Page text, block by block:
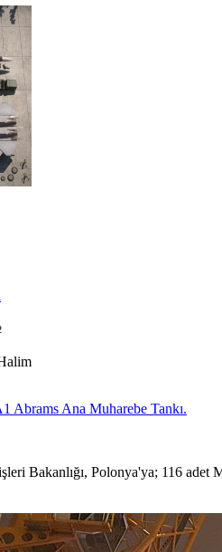
Abrams Ana Muharebe Tankı.
Bakanlığı, Polonya'ya; 116 adet